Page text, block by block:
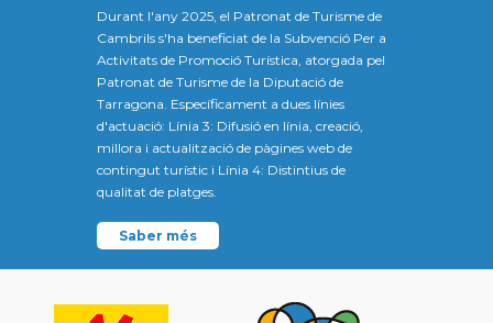
Durant l'any 2025, el Patronat de Turisme de
Cambrils s'ha beneficiat de la Subvenció Per a
Activitats de Promoció Turística, atorgada pel
Patronat de Turisme de la Diputació de
Tarragona. Específicament a dues línies
d'actuació: Línia 3: Difusió en línia, creació,
millora i actualització de pàgines web de
contingut turístic i Línia 4: Distintius de
qualitat de platges.
Saber més